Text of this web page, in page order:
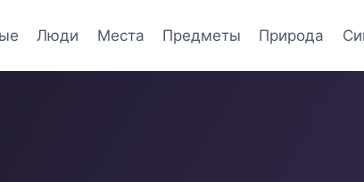
Люди Места Предметы Природа